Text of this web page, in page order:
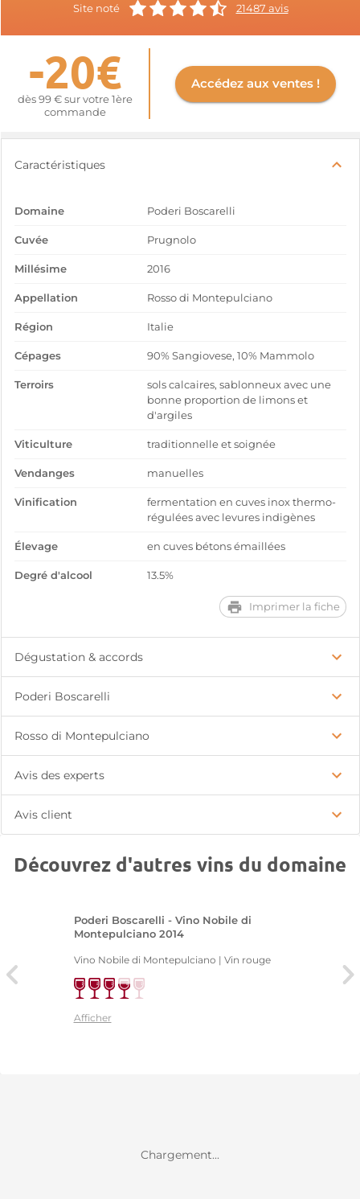
Site noté 21487 avis
-20€
dès 99 € sur votre 1ère
commande
Accédez aux ventes !
Caractéristiques
Domaine Poderi Boscarelli
Cuvée Prugnolo
Millésime 2016
Appellation Rosso di Montepulciano
Région Italie
Cépages 90% Sangiovese, 10% Mammolo
Terroirs
sols calcaires, sablonneux avec une
bonne proportion de limons et
d'argiles
Viticulture traditionnelle et soignée
Vendanges manuelles
Vinification
fermentation en cuves inox thermo-
régulées avec levures indigènes
Élevage en cuves bétons émaillées
Degré d'alcool 13.5%
Imprimer la fiche
Dégustation & accords
Poderi Boscarelli
Rosso di Montepulciano
Avis des experts
Avis client
Découvrez d'autres vins du domaine
Poderi Boscarelli - Vino Nobile di
Montepulciano 2014
Vino Nobile di Montepulciano | Vin rouge
Afficher
Chargement...